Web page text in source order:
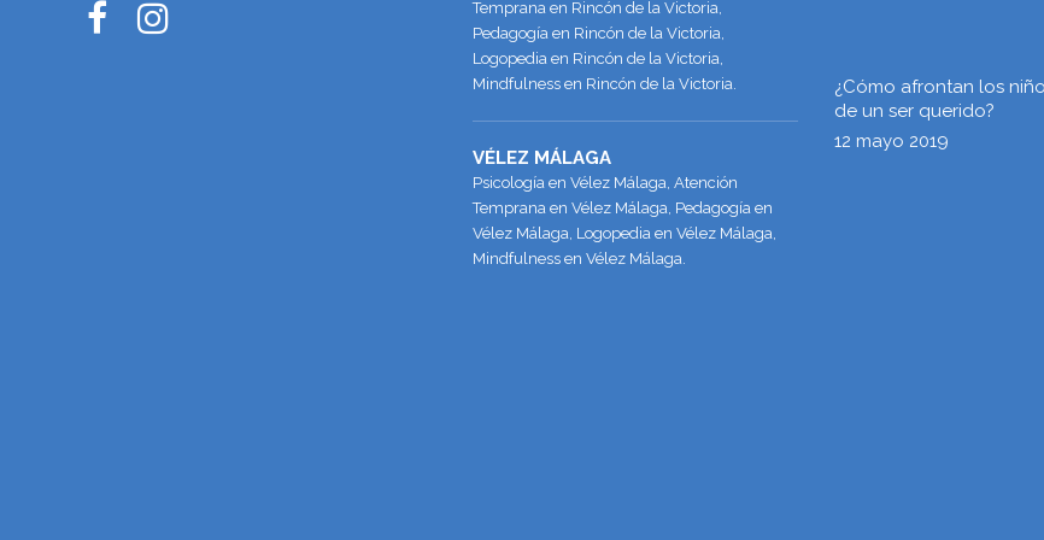
Temprana en Rincón de la Victoria,
Pedagogía en Rincón de la Victoria,
Logopedia en Rincón de la Victoria,
Mindfulness en Rincón de la Victoria.
VÉLEZ MÁLAGA
Psicología en Vélez Málaga, Atención
Temprana en Vélez Málaga, Pedagogía en
Vélez Málaga, Logopedia en Vélez Málaga,
Mindfulness en Vélez Málaga.
¿Cómo afrontan los
de un ser querido?
12 mayo 2019